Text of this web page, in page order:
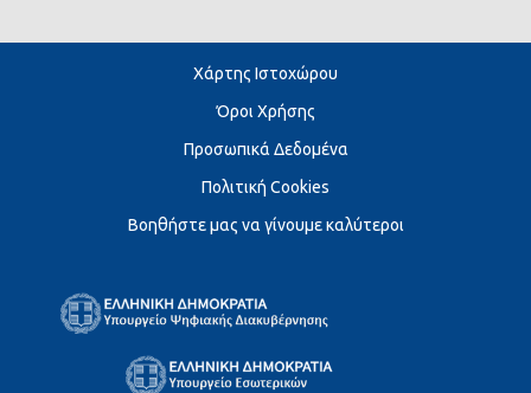
Χάρτης Ιστοχώρου
Όροι Χρήσης
Προσωπικά Δεδομένα
Πολιτική Cookies
Βοηθήστε μας να γίνουμε καλύτεροι